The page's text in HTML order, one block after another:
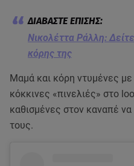
Νικολέττα Ράλλη:
κόρης της
Μαμά και κόρη ντυμένες
κόκκινες «πινελιές» στο
καθισμένες στον καναπέ
τους.